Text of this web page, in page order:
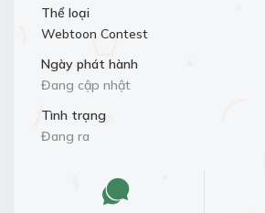
Thể loại
Webtoon Contest
Ngày phát hành
Đang cập nhật
Tình trạng
Đang ra